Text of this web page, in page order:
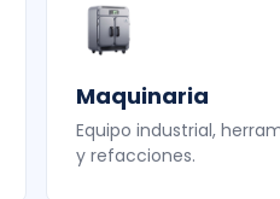
Maquinaria
Equipo industrial,
y refacciones.